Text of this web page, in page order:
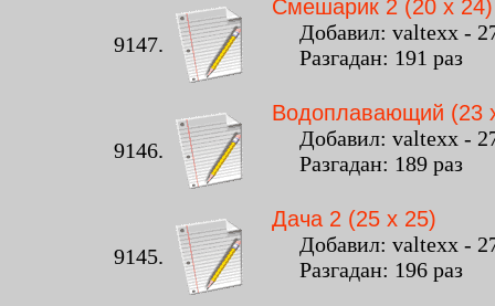
9147.
Смешарик 2 (20 x 24)
Добавил: valtexx -
Разгадан: 191 раз
9146.
Водоплавающий (23
Добавил: valtexx -
Разгадан: 189 раз
9145.
Дача 2 (25 x 25)
Добавил: valtexx -
Разгадан: 196 раз